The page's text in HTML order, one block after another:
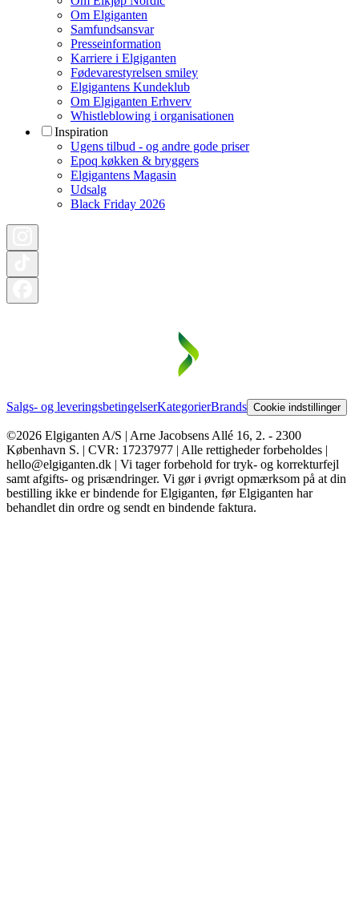
Om Elgiganten
Samfundsansvar
Presseinformation
Karriere i Elgiganten
Fødevarestyrelsen smiley
Elgigantens Kundeklub
Om Elgiganten Erhverv
Whistleblowing i organisationen
Inspiration
Ugens tilbud - og andre gode priser
Epoq køkken & bryggers
Elgigantens Magasin
Udsalg
Black Friday 2026
Salgs- og leveringsbetingelserKategorierBrands Cookie indstillinger
©2026 Elgiganten A/S | Arne Jacobsens Allé 16, 2. - 2300
København S. | CVR: 17237977 | Alle rettigheder forbeholdes |
hello@elgiganten.dk | Vi tager forbehold for tryk- og korrekturfejl
samt afgifts- og prisændringer. Vi gør i øvrigt opmærksom på at din
bestilling ikke er bindende for Elgiganten, før Elgiganten har
behandlet din ordre og sendt en bindende faktura.